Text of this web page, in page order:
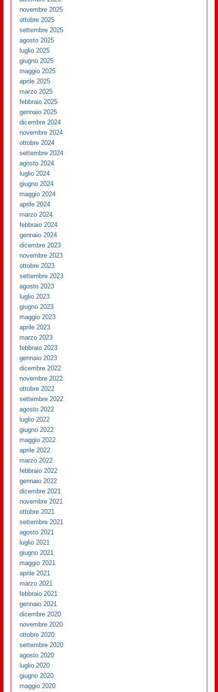
novembre 2025
ottobre 2025
settembre 2025
agosto 2025
luglio 2025
giugno 2025
maggio 2025
aprile 2025
marzo 2025
febbraio 2025
gennaio 2025
dicembre 2024
novembre 2024
ottobre 2024
settembre 2024
agosto 2024
luglio 2024
giugno 2024
maggio 2024
aprile 2024
marzo 2024
febbraio 2024
gennaio 2024
dicembre 2023
novembre 2023
ottobre 2023
settembre 2023
agosto 2023
luglio 2023
giugno 2023
maggio 2023
aprile 2023
marzo 2023
febbraio 2023
gennaio 2023
dicembre 2022
novembre 2022
ottobre 2022
settembre 2022
agosto 2022
luglio 2022
giugno 2022
maggio 2022
aprile 2022
marzo 2022
febbraio 2022
gennaio 2022
dicembre 2021
novembre 2021
ottobre 2021
settembre 2021
agosto 2021
luglio 2021
giugno 2021
maggio 2021
aprile 2021
marzo 2021
febbraio 2021
gennaio 2021
dicembre 2020
novembre 2020
ottobre 2020
settembre 2020
agosto 2020
luglio 2020
giugno 2020
maggio 2020